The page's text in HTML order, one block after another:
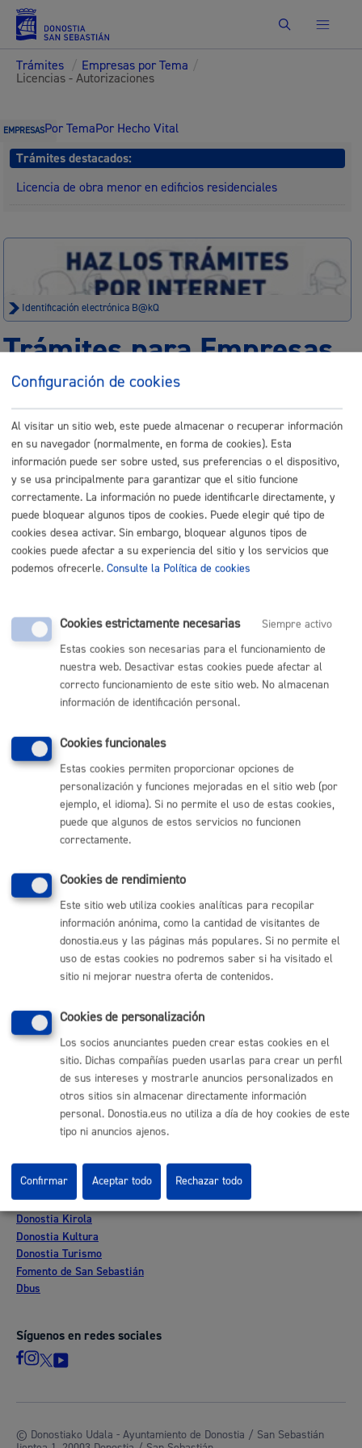
Buscar
Trámites / Empresas por Tema /
Licencias - Autorizaciones
EMPRESASPor TemaPor Hecho Vital
Trámites destacados:
Licencia de obra menor en edificios residenciales
Identificación electrónica B@kQ
Trámites para Empresas
Sede electrónica Nota legal
Buscar
Listado completo de Trámites
Licencias - Autorizaciones
Actividades en comercios y empresas
Edificios, viviendas y locales
Mercados y Ferias
Planeamiento y ejecución urbanística
Servicios y autorizaciones en vía pública
Volver al índice Volver atrás
Comunícate con el Ayuntamiento de Donostia / San
Sebastián
(gratuito desde Donostia / San Sebastián)
(+34) 943 481 000
Buzón de la ciudadanía
Informar de un error en la web
Enlaces útiles
Ofertas de empleo
Perfil del contratante
Sede electrónica
Mapas - GeoDonostia
Sala de prensa
Otras páginas web corporativas
Donostia Kirola
Donostia Kultura
Donostia Turismo
Fomento de San Sebastián
Dbus
Síguenos en redes sociales
© Donostiako Udala - Ayuntamiento de Donostia / San Sebastián
Configuración de cookies
Al visitar un sitio web, este puede almacenar o recuperar información
en su navegador (normalmente, en forma de cookies). Esta
información puede ser sobre usted, sus preferencias o el dispositivo,
y se usa principalmente para garantizar que el sitio funcione
correctamente. La información no puede identificarle directamente, y
puede bloquear algunos tipos de cookies. Puede elegir qué tipo de
cookies desea activar. Sin embargo, bloquear algunos tipos de
cookies puede afectar a su experiencia del sitio y los servicios que
podemos ofrecerle. Consulte la Política de cookies
Cookies estrictamente necesarias
Siempre activo
Estas cookies son necesarias para el funcionamiento de
nuestra web. Desactivar estas cookies puede afectar al
correcto funcionamiento de este sitio web. No almacenan
información de identificación personal.
Cookies funcionales
Estas cookies permiten proporcionar opciones de
personalización y funciones mejoradas en el sitio web (por
ejemplo, el idioma). Si no permite el uso de estas cookies,
puede que algunos de estos servicios no funcionen
correctamente.
Cookies de rendimiento
Este sitio web utiliza cookies analíticas para recopilar
información anónima, como la cantidad de visitantes de
donostia.eus y las páginas más populares. Si no permite el
uso de estas cookies no podremos saber si ha visitado el
sitio ni mejorar nuestra oferta de contenidos.
Cookies de personalización
Los socios anunciantes pueden crear estas cookies en el
sitio. Dichas compañías pueden usarlas para crear un perfil
de sus intereses y mostrarle anuncios personalizados en
otros sitios sin almacenar directamente información
personal. Donostia.eus no utiliza a día de hoy cookies de este
tipo ni anuncios ajenos.
Rechazar todo
Confirmar Aceptar todo